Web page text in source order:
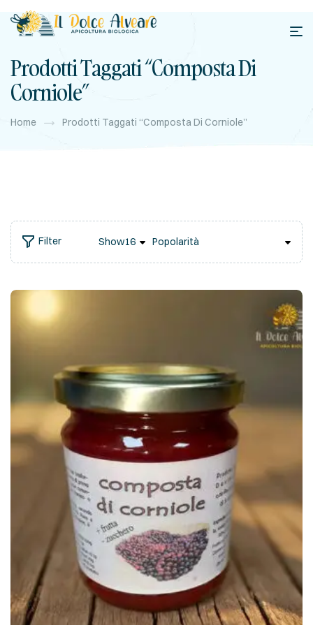
Prodotti Taggati “composta Di
Corniole”
Home Prodotti Taggati “composta Di Corniole”
Filter Show